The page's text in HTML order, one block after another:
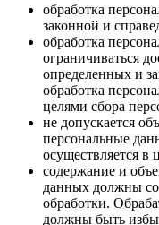
обработка
законной и
обработка
ограничиваться
определенных и
обработка
целями сбора
не допускается
персональные
осуществляется в
содержание и
данных должны
обработки.
должны быть